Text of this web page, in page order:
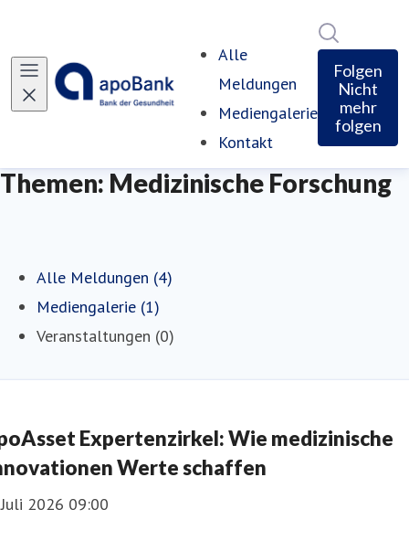
Alle
Meldungen
Mediengalerie
Kontakt
Folgen
Nicht
mehr
folgen
Themen: Medizinische Forschung
Alle Meldungen (4)
Mediengalerie (1)
Veranstaltungen (0)
Expertenzirkel: Wie medizinische
Werte schaffen
2026 09:00